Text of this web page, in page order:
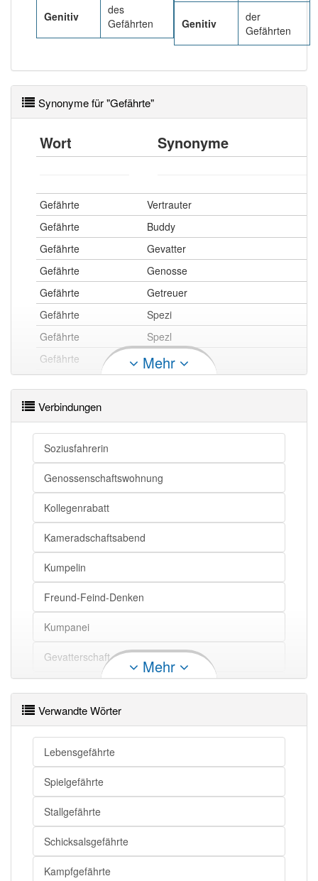
98% unserer Spielapp-Nutzer haben den Artikel
Genitiv
des
Gefährten
Genitiv
der
Gefährten
Synonyme für "Gefährte"
Wort Synonyme
Gefährte
Vertrauter
Gefährte
Buddy
Gefährte
Gevatter
Gefährte
Genosse
Gefährte
Getreuer
Gefährte
Spezi
Gefährte
Spezl
Gefährte
Kumpan
Gefährte
Gefährte
Kamerad
Gefährte
Gefährte
Begleiter
Gefährte
Weggefährte
Gefährte
Gefährte
Gefährte openthesaurus
Mehr
Verbindungen
Soziusfahrerin
Genossenschaftswohnung
Kollegenrabatt
Kameradschaftsabend
Kumpelin
Freund-Feind-Denken
Kumpanei
Gevatterschaft
Begleiterin
Wegbegleiterin
Intimus
Spezi®
Mehr
Verwandte Wörter
Lebensgefährte
Spielgefährte
Stallgefährte
Schicksalsgefährte
Kampfgefährte